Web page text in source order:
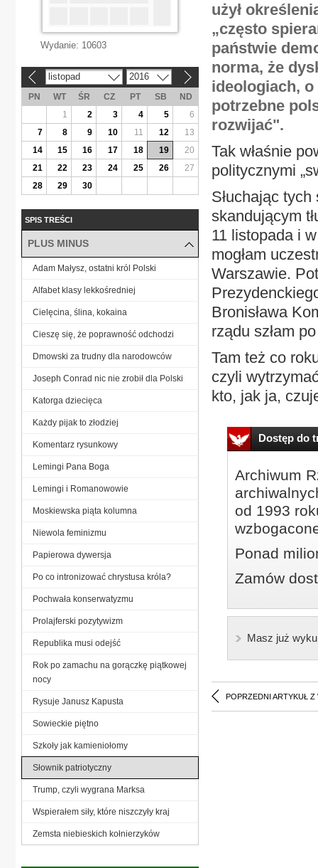
użył
„często
państwie
norma, że
ideologiach,
potrzebne
rozwijać".
Tak właśnie
politycznymi
Słuchając tych
skandującym
11 listopada i
mogłam
Warszawie.
Bronisława
rządu szłam
Tam też co
czyli
kto, jak ja,
Dostęp do
Archiwum
od 1993
Ponad
Zamów
Masz już
POPRZEDNI ARTYKUŁ Z
Wydanie: 10603
listopad 2016
PN WT ŚR CZ PT SB
ND
1
2 3 4 5
6
7
8 9 10 11 12
13
14
15 16 17 18 19
20
21
22 23 24 25 26
27
28
29 30
SPIS TREŚCI
PLUS MINUS
Adam Małysz, ostatni król Polski
Alfabet klasy lekkośredniej
Cielęcina, ślina, kokaina
Cieszę się, że poprawność odchodzi
Dmowski za trudny dla narodowców
Joseph Conrad nic nie zrobił dla Polski
Katorga dziecięca
Każdy pijak to złodziej
Komentarz rysunkowy
Lemingi Pana Boga
Lemingi i Romanowowie
Moskiewska piąta kolumna
Niewola feminizmu
Papierowa dywersja
Po co intronizować chrystusa króla?
Pochwała konserwatyzmu
Prolajferski pozytywizm
Republika musi odejść
Rok po zamachu na gorączkę piątkowej
nocy
Rysuje Janusz Kapusta
Sowieckie piętno
Szkoły jak kamieniołomy
Słownik patriotyczny
Trump, czyli wygrana Marksa
Wspierałem siły, które niszczyły kraj
Zemsta niebieskich kołnierzyków